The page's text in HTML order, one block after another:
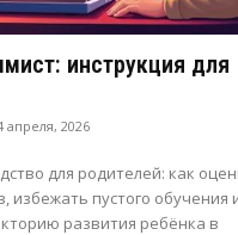
инструкция для
апреля, 2026
для родителей: как
избежать пустого обучения
развития ребёнка в